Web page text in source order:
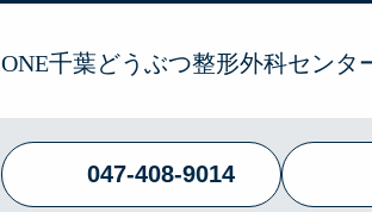
ONE千葉どうぶつ整形外科センタ
047-408-9014